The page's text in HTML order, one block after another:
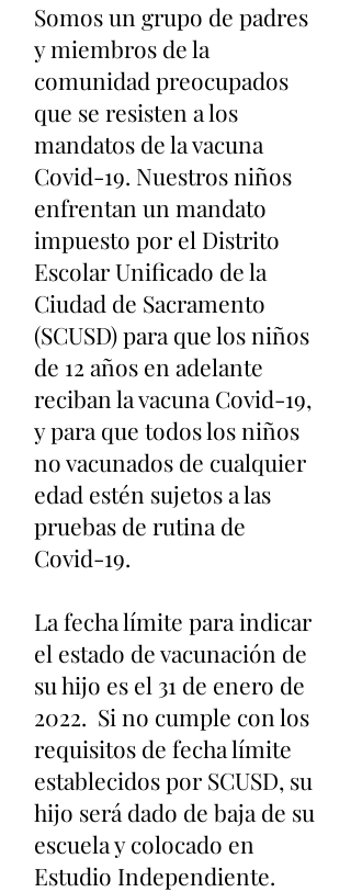
Somos un grupo de padres
y miembros de la
comunidad preocupados
que se resisten a los
mandatos de la vacuna
Covid-19. Nuestros niños
enfrentan un mandato
impuesto por el Distrito
Escolar Unificado de la
Ciudad de Sacramento
(SCUSD) para que los niños
de 12 años en adelante
reciban la vacuna Covid-19,
y para que todos los niños
no vacunados de cualquier
edad estén sujetos a las
pruebas de rutina de
Covid-19.
La fecha límite para indicar
el estado de vacunación de
su hijo es el 31 de enero de
2022. Si no cumple con los
requisitos de fecha límite
establecidos por SCUSD, su
hijo será dado de baja de su
escuela y colocado en
Estudio Independiente.